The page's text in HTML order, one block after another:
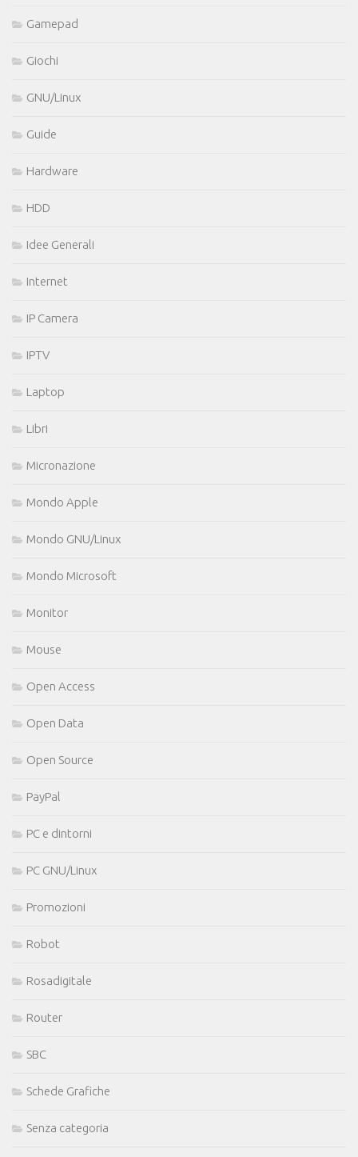
Gamepad
Giochi
GNU/Linux
Guide
Hardware
HDD
Idee Generali
Internet
IP Camera
IPTV
Laptop
Libri
Micronazione
Mondo Apple
Mondo GNU/Linux
Mondo Microsoft
Monitor
Mouse
Open Access
Open Data
Open Source
PayPal
PC e dintorni
PC GNU/Linux
Promozioni
Robot
Rosadigitale
Router
SBC
Schede Grafiche
Senza categoria